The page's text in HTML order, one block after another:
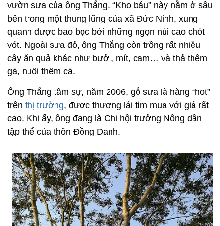
vườn sưa của ông Thắng. “Kho báu” này nằm ở sâu
bên trong một thung lũng của xã Đức Ninh, xung
quanh được bao bọc bởi những ngọn núi cao chót
vót. Ngoài sưa đỏ, ông Thắng còn trồng rất nhiều
cây ăn quả khác như bưởi, mít, cam… và thả thêm
gà, nuôi thêm cá.
Ông Thắng tâm sự, năm 2006, gỗ sưa là hàng “hot”
trên thị trường, được thương lái tìm mua với giá rất
cao. Khi ấy, ông đang là Chi hội trưởng Nông dân
tập thể của thôn Đồng Danh.